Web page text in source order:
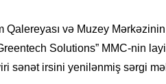
və Muzey Mərkəzinin
Solutions” MMC-nin
sənət irsini yenilənmiş sərgi